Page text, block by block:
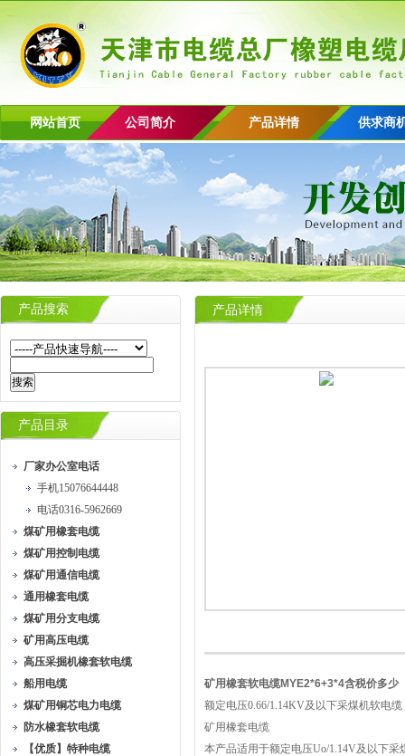
网站首页 公司简介 产品详情 供求商
产品搜索
产品目录
厂家办公室电话
手机15076644448
电话0316-5962669
煤矿用橡套电缆
煤矿用控制电缆
煤矿用通信电缆
通用橡套电缆
煤矿用分支电缆
矿用高压电缆
高压采掘机橡套软电缆
船用电缆
煤矿用铜芯电力电缆
防水橡套软电缆
【优质】特种电缆
产品详情
矿用橡套软电缆MYE2*6+3*4含税价多少
额定电压0.66/1.14KV及以下采煤机软电缆
矿用橡套电缆
本产品适用于额定电压Uo/1.14V及以下